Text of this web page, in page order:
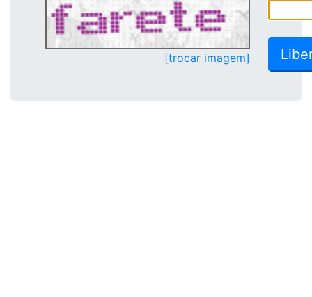
[trocar imagem]